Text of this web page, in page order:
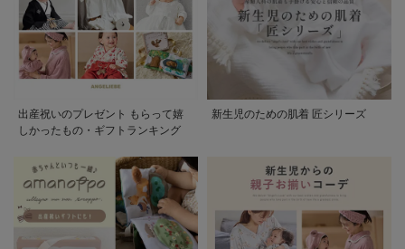
出産祝いのプレゼント もらって嬉
しかったもの・ギフトランキング
新生児のための肌着 匠シリーズ